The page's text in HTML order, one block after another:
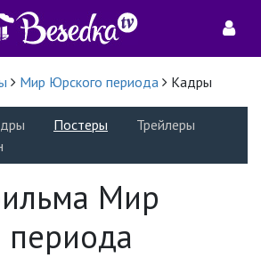
Мир Юрского периода Кадры
Постеры
Трейлеры
Мир